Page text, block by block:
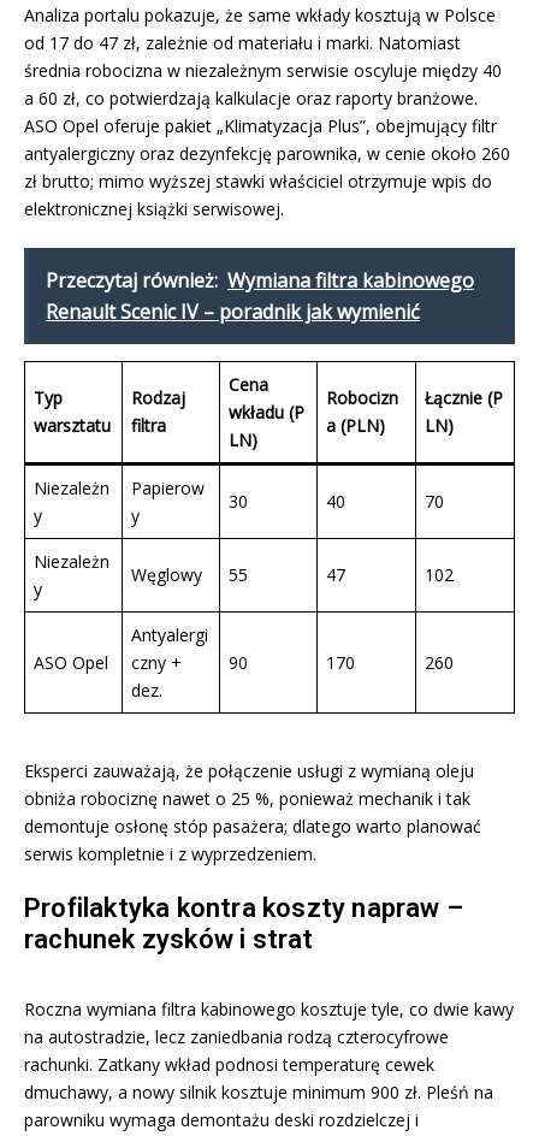
Analiza portalu pokazuje, że same wkłady kosztują w Polsce
od 17 do 47 zł, zależnie od materiału i marki. Natomiast
średnia robocizna w niezależnym serwisie oscyluje między 40
a 60 zł, co potwierdzają kalkulacje oraz raporty branżowe.
ASO Opel oferuje pakiet „Klimatyzacja Plus”, obejmujący filtr
antyalergiczny oraz dezynfekcję parownika, w cenie około 260
zł brutto; mimo wyższej stawki właściciel otrzymuje wpis do
elektronicznej książki serwisowej.
Przeczytaj również: Wymiana filtra kabinowego
Renault Scenic IV – poradnik jak wymienić
Typ
warsztatu
Rodzaj
filtra
Cena
wkładu (P
LN)
Robocizn
a (PLN)
Łącznie (P
LN)
Niezależn
y
Papierow
y
30 40 70
Niezależn
y
Węglowy 55 47 102
ASO Opel
Antyalergi
czny +
dez.
90 170 260
Eksperci zauważają, że połączenie usługi z wymianą oleju
obniża robociznę nawet o 25 %, ponieważ mechanik i tak
demontuje osłonę stóp pasażera; dlatego warto planować
serwis kompletnie i z wyprzedzeniem.
Profilaktyka kontra koszty napraw –
rachunek zysków i strat
Roczna wymiana filtra kabinowego kosztuje tyle, co dwie kawy
na autostradzie, lecz zaniedbania rodzą czterocyfrowe
rachunki. Zatkany wkład podnosi temperaturę cewek
dmuchawy, a nowy silnik kosztuje minimum 900 zł. Pleśń na
parowniku wymaga demontażu deski rozdzielczej i